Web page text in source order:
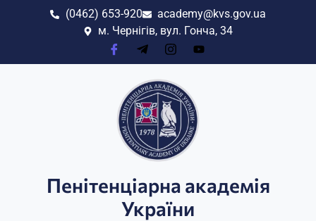
(0462) 653-920
academy@kvs.gov.ua
м. Чернігів, вул. Гонча, 34
Пенітенціарна академія
України